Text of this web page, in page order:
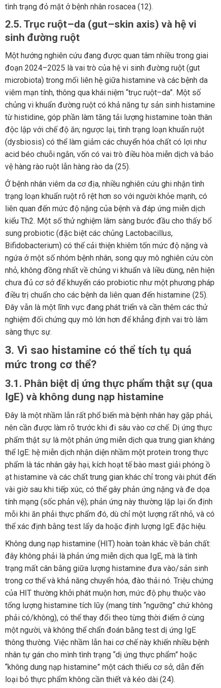
tình trạng đỏ mặt ở bệnh nhân rosacea (12).
2.5. Trục ruột–da (gut–skin axis) và hệ vi
sinh đường ruột
Một hướng nghiên cứu đang được quan tâm nhiều trong giai
đoạn 2024–2025 là vai trò của hệ vi sinh đường ruột (gut
microbiota) trong mối liên hệ giữa histamine và các bệnh da
viêm mạn tính, thông qua khái niệm “trục ruột–da”. Một số
chủng vi khuẩn đường ruột có khả năng tự sản sinh histamine
từ histidine, góp phần làm tăng tải lượng histamine toàn thân
độc lập với chế độ ăn; ngược lại, tình trạng loạn khuẩn ruột
(dysbiosis) có thể làm giảm các chuyển hóa chất có lợi như
acid béo chuỗi ngắn, vốn có vai trò điều hòa miễn dịch và bảo
vệ hàng rào ruột lẫn hàng rào da (25).
Ở bệnh nhân viêm da cơ địa, nhiều nghiên cứu ghi nhận tình
trạng loạn khuẩn ruột rõ rệt hơn so với người khỏe mạnh, có
liên quan đến mức độ nặng của bệnh và đáp ứng miễn dịch
kiểu Th2. Một số thử nghiệm lâm sàng bước đầu cho thấy bổ
sung probiotic (đặc biệt các chủng Lactobacillus,
Bifidobacterium) có thể cải thiện khiêm tốn mức độ nặng và
ngứa ở một số nhóm bệnh nhân, song quy mô nghiên cứu còn
nhỏ, không đồng nhất về chủng vi khuẩn và liều dùng, nên hiện
chưa đủ cơ sở để khuyến cáo probiotic như một phương pháp
điều trị chuẩn cho các bệnh da liên quan đến histamine (25).
Đây vẫn là một lĩnh vực đang phát triển và cần thêm các thử
nghiệm đối chứng quy mô lớn hơn để khẳng định vai trò lâm
sàng thực sự.
3. Vì sao histamine có thể tích tụ quá
mức trong cơ thể?
3.1. Phân biệt dị ứng thực phẩm thật sự (qua
IgE) và không dung nạp histamine
Đây là một nhầm lẫn rất phổ biến mà bệnh nhân hay gặp phải,
nên cần được làm rõ trước khi đi sâu vào cơ chế. Dị ứng thực
phẩm thật sự là một phản ứng miễn dịch qua trung gian kháng
thể IgE: hệ miễn dịch nhận diện nhầm một protein trong thực
phẩm là tác nhân gây hại, kích hoạt tế bào mast giải phóng ồ
ạt histamine và các chất trung gian khác chỉ trong vài phút đến
vài giờ sau khi tiếp xúc, có thể gây phản ứng nặng và đe dọa
tính mạng (sốc phản vệ); phản ứng này thường lặp lại ổn định
mỗi khi ăn phải thực phẩm đó, dù chỉ một lượng rất nhỏ, và có
thể xác định bằng test lẩy da hoặc định lượng IgE đặc hiệu.
Không dung nạp histamine (HIT) hoàn toàn khác về bản chất:
đây không phải là phản ứng miễn dịch qua IgE, mà là tình
trạng mất cân bằng giữa lượng histamine đưa vào/sản sinh
trong cơ thể và khả năng chuyển hóa, đào thải nó. Triệu chứng
của HIT thường khởi phát muộn hơn, mức độ phụ thuộc vào
tổng lượng histamine tích lũy (mang tính “ngưỡng” chứ không
phải có/không), có thể thay đổi theo từng thời điểm ở cùng
một người, và không thể chẩn đoán bằng test dị ứng IgE
thông thường. Việc nhầm lẫn hai cơ chế này khiến nhiều bệnh
nhân tự gán cho mình tình trạng “dị ứng thực phẩm” hoặc
“không dung nạp histamine” một cách thiếu cơ sở, dẫn đến
loại bỏ thực phẩm không cần thiết và kéo dài (24).